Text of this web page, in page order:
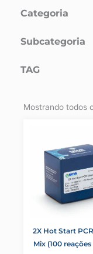
Categoria
Subcategoria
TAG
PCR
RT-qPCR
Mostrando todos
2X Hot Start
Mix (100